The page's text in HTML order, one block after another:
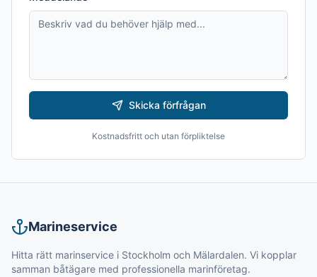
Skicka förfrågan
Kostnadsfritt och utan förpliktelse
Marineservice
Hitta rätt marinservice i Stockholm och Mälardalen. Vi kopplar
samman båtägare med professionella marinföretag.